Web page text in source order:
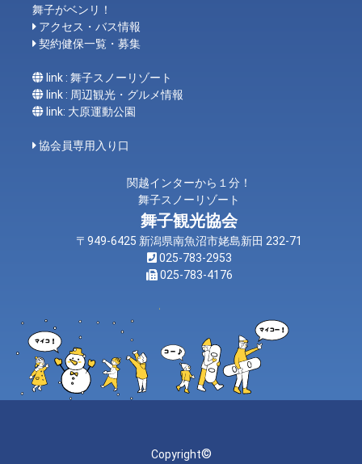
舞子がベンリ！
アクセス・バス情報
契約健保一覧・募集
link : 舞子スノーリゾート
link : 周辺観光・グルメ情報
link: 大原運動公園
協会員専用入り口
関越インターから１分！
舞子スノーリゾート
舞子観光協会
〒949-6425 新潟県南魚沼市姥島新田 232-71
025-783-2953
025-783-4176
Copyright©